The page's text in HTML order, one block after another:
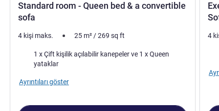
Standard room - Queen bed & a convertible
sofa
4 kişi maks. 25 m²/269 sq ft
1 x Çift kişilik açılabilir kanepeler ve 1 x Queen
yataklar
Ayrıntıları göster
4